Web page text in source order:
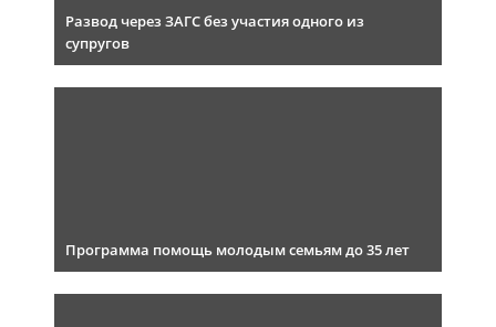
Развод через ЗАГС без участия одного из
супругов
Программа помощь молодым семьям до 35 лет